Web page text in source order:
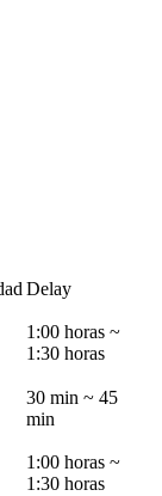
Delay
1:00 horas ~
1:30 horas
30 min ~ 45
min
1:00 horas ~
1:30 horas